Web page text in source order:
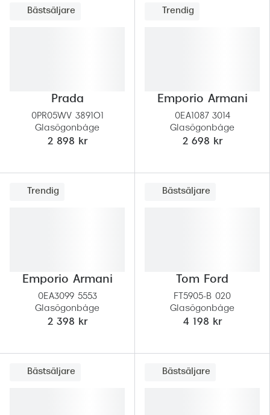
Bästsäljare
Prada
0PR05WV 3891O1
Glasögonbåge
2 898 kr
Trendig
Emporio Armani
0EA1087 3014
Glasögonbåge
2 698 kr
Trendig
Emporio Armani
0EA3099 5553
Glasögonbåge
2 398 kr
Bästsäljare
Tom Ford
FT5905-B 020
Glasögonbåge
4 198 kr
Bästsäljare Bästsäljare